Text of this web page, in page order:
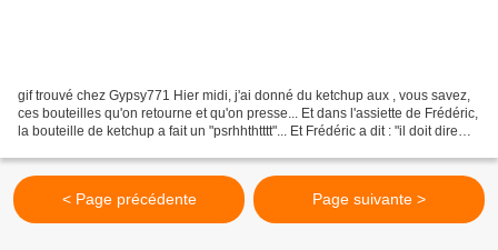
gif trouvé chez Gypsy771 Hier midi, j'ai donné du ketchup aux , vous savez,
ces bouteilles qu'on retourne et qu'on presse... Et dans l'assiette de Frédéric,
la bouteille de ketchup a fait un "psrhhthtttt"... Et Frédéric a dit : "il doit dire
< Page précédente Page suivante >